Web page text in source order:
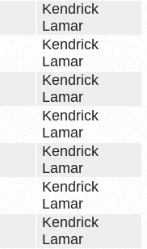
Kendrick
Lamar
Kendrick
Lamar
Kendrick
Lamar
Kendrick
Lamar
Kendrick
Lamar
Kendrick
Lamar
Kendrick
Lamar